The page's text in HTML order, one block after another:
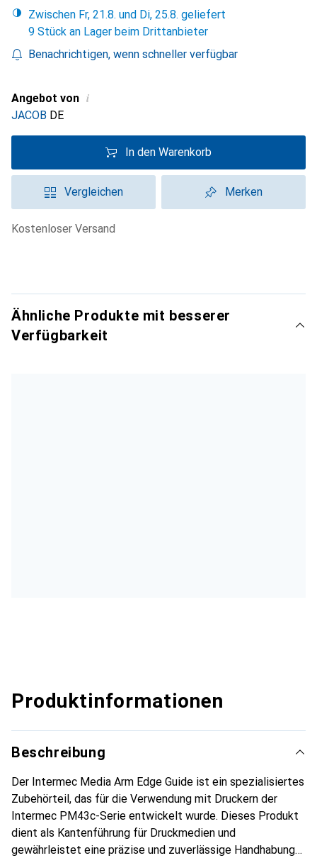
Zwischen Fr, 21.8. und Di, 25.8. geliefert
9 Stück an Lager beim Drittanbieter
Benachrichtigen, wenn schneller verfügbar
Angebot von i
JACOB DE
In den Warenkorb
Vergleichen Merken
kostenloser Versand
Ähnliche Produkte mit besserer
Verfügbarkeit
Produktinformationen
Beschreibung
Der Intermec Media Arm Edge Guide ist ein spezialisiertes
Zubehörteil, das für die Verwendung mit Druckern der
Intermec PM43c-Serie entwickelt wurde. Dieses Produkt
dient als Kantenführung für Druckmedien und
gewährleistet eine präzise und zuverlässige Handhabung